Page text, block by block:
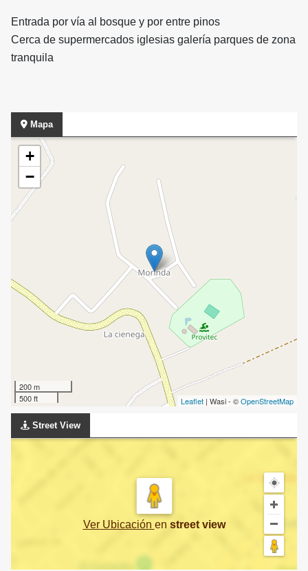
Entrada por vía al bosque y por entre pinos
Cerca de supermercados iglesias galería parques de zona
tranquila
Mapa
+
−
200 m
500 ft
Leaflet | Wasi - ©OpenStreetMap
Street View
Ver Ubicación en street view